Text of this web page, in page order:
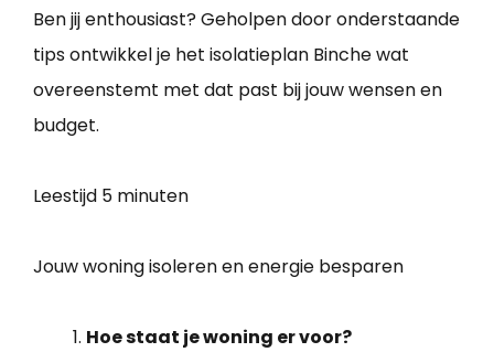
Ben jij enthousiast? Geholpen door onderstaande
tips ontwikkel je het isolatieplan Binche wat
overeenstemt met dat past bij jouw wensen en
budget.
Leestijd 5 minuten
Jouw woning isoleren en energie besparen
Hoe staat je woning er voor?